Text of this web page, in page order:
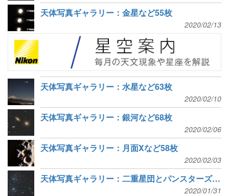
天体写真ギャラリー：金星など55枚
2020/02/13
天体写真ギャラリー：水星など63枚
2020/02/10
天体写真ギャラリー：銀河など68枚
2020/02/06
天体写真ギャラリー：月面Xなど58枚
2020/02/03
天体写真ギャラリー：二重星団とパンスターズ彗星など64枚
2020/01/31